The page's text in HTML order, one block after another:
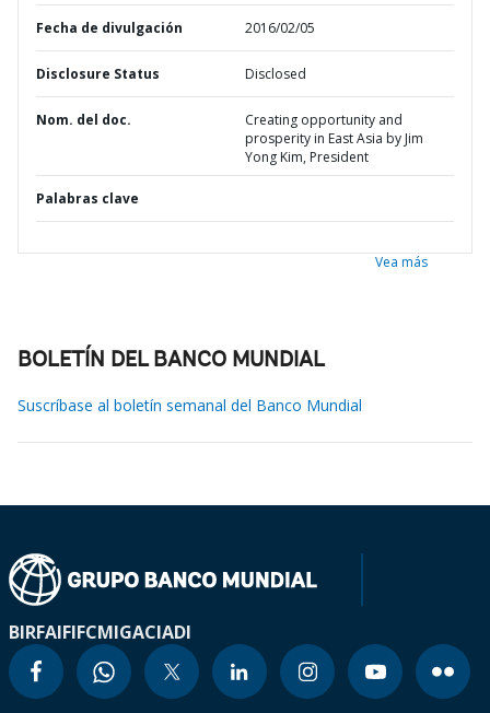
Fecha de divulgación 2016/02/05
Disclosure Status Disclosed
Nom. del doc.
Creating opportunity and
prosperity in East Asia by Jim
Yong Kim, President
Palabras clave
Vea más
BOLETÍN DEL BANCO MUNDIAL
Suscríbase al boletín semanal del Banco Mundial
BIRFAIFIFCMIGACIADI